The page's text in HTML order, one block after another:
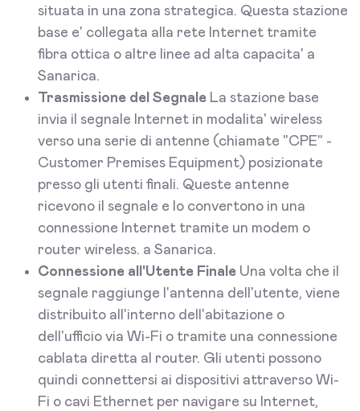
situata in una zona strategica. Questa stazione
base e' collegata alla rete Internet tramite
fibra ottica o altre linee ad alta capacita' a
Sanarica.
Trasmissione del Segnale La stazione base
invia il segnale Internet in modalita' wireless
verso una serie di antenne (chiamate "CPE" -
Customer Premises Equipment) posizionate
presso gli utenti finali. Queste antenne
ricevono il segnale e lo convertono in una
connessione Internet tramite un modem o
router wireless. a Sanarica.
Connessione all'Utente Finale Una volta che il
segnale raggiunge l'antenna dell'utente, viene
distribuito all'interno dell'abitazione o
dell'ufficio via Wi-Fi o tramite una connessione
cablata diretta al router. Gli utenti possono
quindi connettersi ai dispositivi attraverso Wi-
Fi o cavi Ethernet per navigare su Internet,